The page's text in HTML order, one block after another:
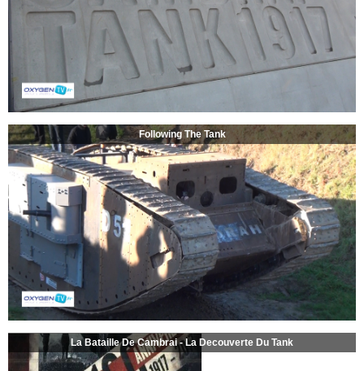
Following The Tank
La Bataille De Cambrai - La Decouverte Du Tank